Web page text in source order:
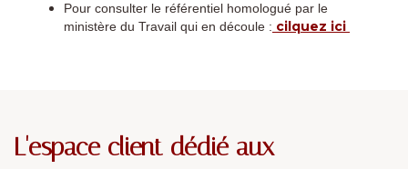
Pour consulter le référentiel homologué par le
ministère du Travail qui en découle : cilquez ici
L'espace client dédié aux